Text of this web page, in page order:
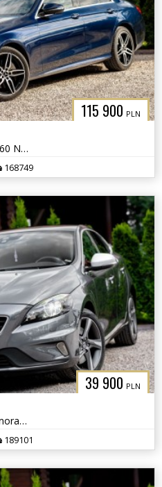
115 900 PLN
20D 194KM LED ILS Kamera360 Navi Grzane fot Skóra Tempomat Serwis
168749
39 900 PLN
2.0D 177KM R Design LED Panorama Alcantara Kamera Navi Grz. Fot
189101